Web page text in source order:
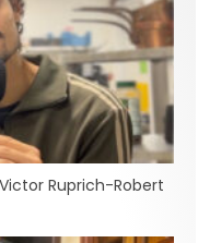
Ruprich-Robert